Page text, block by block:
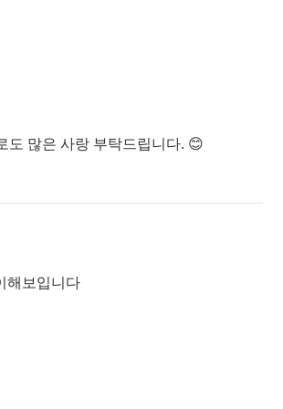
도 많은 사랑 부탁드립니다. 😊
해보입니다